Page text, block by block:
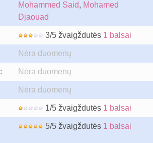
Mohammed Said, Mohamed
Djaouad
3/5 žvaigždutės 1 balsai
Nėra duomenų
Nėra duomenų
Nėra duomenų
1/5 žvaigždutės 1 balsai
5/5 žvaigždutės 1 balsai